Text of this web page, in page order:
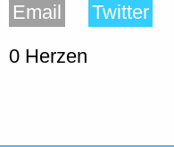
Email Twitter
0 Herzen